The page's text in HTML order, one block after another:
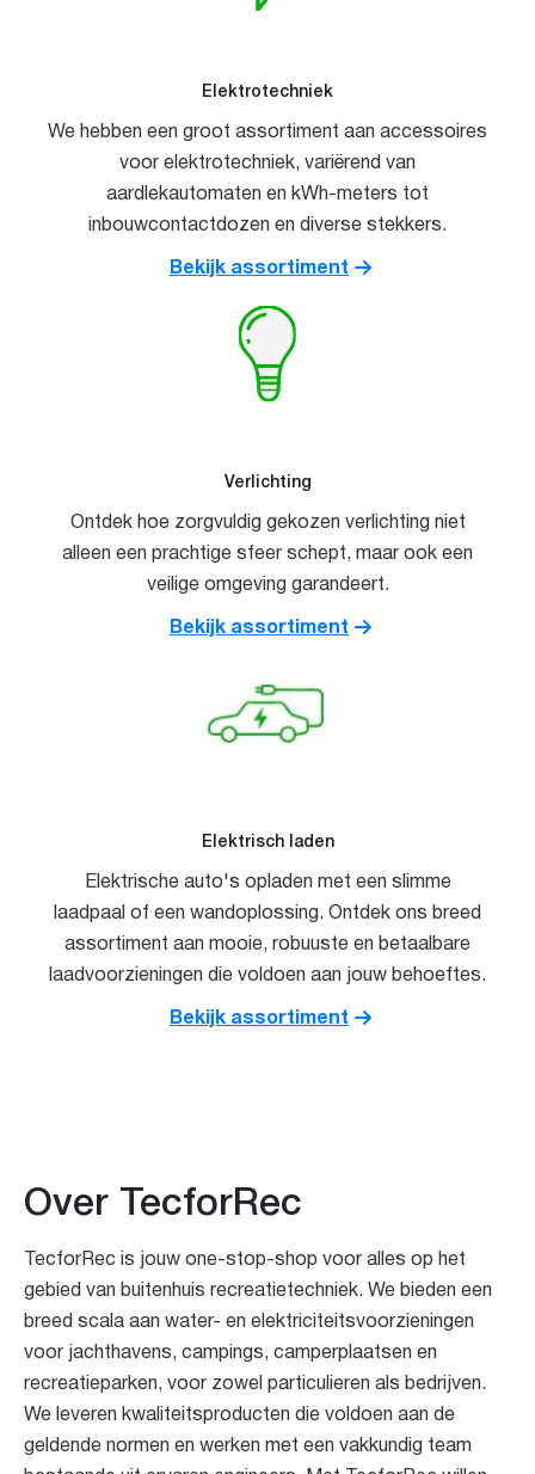
Elektrotechniek
We hebben een groot assortiment aan accessoires
voor elektrotechniek, variërend van
aardlekautomaten en kWh-meters tot
inbouwcontactdozen en diverse stekkers.
Bekijk assortiment
Verlichting
Ontdek hoe zorgvuldig gekozen verlichting niet
alleen een prachtige sfeer schept, maar ook een
veilige omgeving garandeert.
Bekijk assortiment
Elektrisch laden
Elektrische auto's opladen met een slimme
laadpaal of een wandoplossing. Ontdek ons breed
assortiment aan mooie, robuuste en betaalbare
laadvoorzieningen die voldoen aan jouw behoeftes.
Bekijk assortiment
Over TecforRec
TecforRec is jouw one-stop-shop voor alles op het
gebied van buitenhuis recreatietechniek. We bieden een
breed scala aan water- en elektriciteitsvoorzieningen
voor jachthavens, campings, camperplaatsen en
recreatieparken, voor zowel particulieren als bedrijven.
We leveren kwaliteitsproducten die voldoen aan de
geldende normen en werken met een vakkundig team